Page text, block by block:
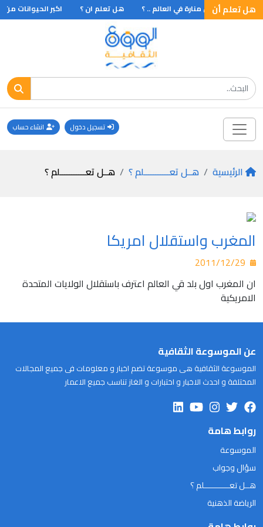
هل تعلم أن
تعلم أن أطول منارة في العالم .. ؟ هل تعلم ان ؟ اكبر الحيوانات من
تسجيل دخول انشاء حساب
الرئيسية هــل تعـــــــــــلم ؟ هــل تعـــــــــــلم ؟
المغرب واستقلال امريكا
ان المغرب اول بلد قي العالم اعترف باستقلال الولايات المتحدة
الامريكية
عن الموسوعة الثقافية
الموسوعة الثقافية هى موسوعة تضم اخبار و معلومات فى جميع المجالات
المختلفة و احدث الاخبار و اختبارات و الغاز تناسب جميع الاعمار
روابط هامة
الموسوعة
سؤال وجواب
هــل تعـــــــــــلم ؟
الرياضة الذهنية